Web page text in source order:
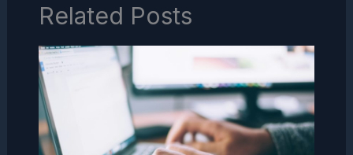
Related Posts